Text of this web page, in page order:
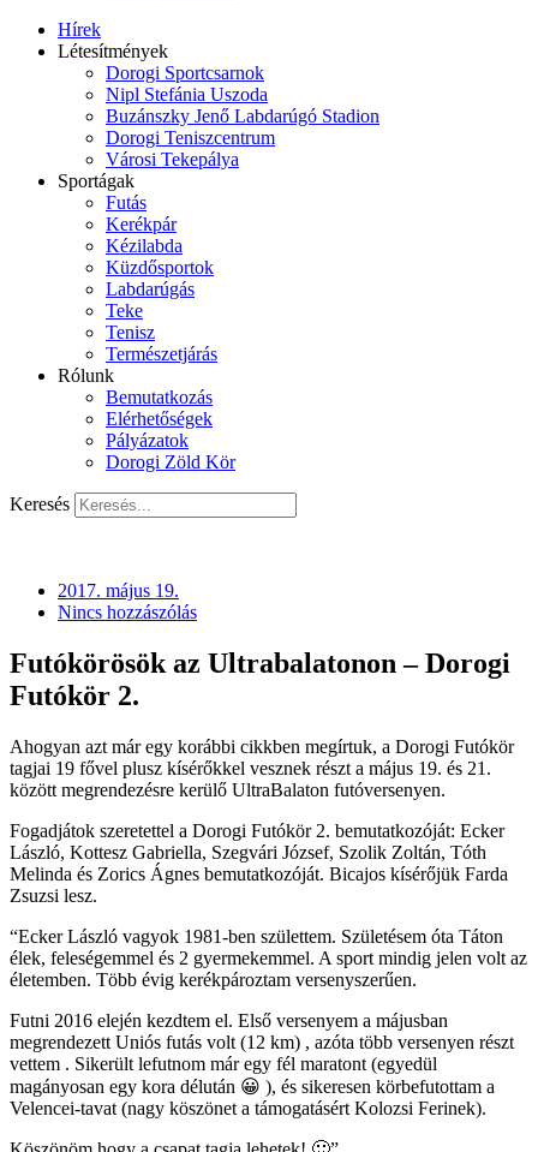
Hírek
Létesítmények
Dorogi Sportcsarnok
Nipl Stefánia Uszoda
Buzánszky Jenő Labdarúgó Stadion
Dorogi Teniszcentrum
Városi Tekepálya
Sportágak
Futás
Kerékpár
Kézilabda
Küzdősportok
Labdarúgás
Teke
Tenisz
Természetjárás
Rólunk
Bemutatkozás
Elérhetőségek
Pályázatok
Dorogi Zöld Kör
Keresés
2017. május 19.
Nincs hozzászólás
Futókörösök az Ultrabalatonon – Dorogi
Futókör 2.
Ahogyan azt már egy korábbi cikkben megírtuk, a Dorogi Futókör
tagjai 19 fővel plusz kísérőkkel vesznek részt a május 19. és 21.
között megrendezésre kerülő UltraBalaton futóversenyen.
Fogadjátok szeretettel a Dorogi Futókör 2. bemutatkozóját: Ecker
László, Kottesz Gabriella, Szegvári József, Szolik Zoltán, Tóth
Melinda és Zorics Ágnes bemutatkozóját. Bicajos kísérőjük Farda
Zsuzsi lesz.
“Ecker László vagyok 1981-ben születtem. Születésem óta Táton
élek, feleségemmel és 2 gyermekemmel. A sport mindig jelen volt az
életemben. Több évig kerékpároztam versenyszerűen.
Futni 2016 elején kezdtem el. Első versenyem a májusban
megrendezett Uniós futás volt (12 km) , azóta több versenyen részt
vettem . Sikerült lefutnom már egy fél maratont (egyedül
magányosan egy kora délután 😀 ), és sikeresen körbefutottam a
Velencei-tavat (nagy köszönet a támogatásért Kolozsi Ferinek).